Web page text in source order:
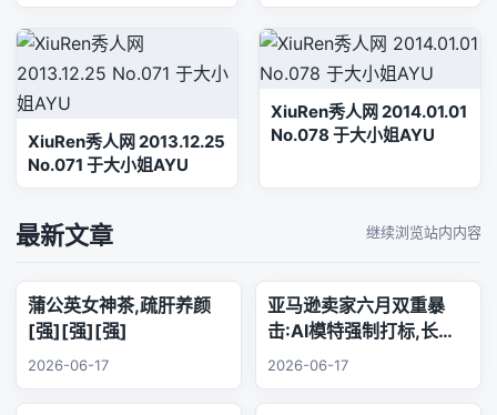
XiuRen秀人网 2013.12.25
No.071 于大小姐AYU
XiuRen秀人网 2014.01.01
No.078 于大小姐AYU
最新文章 继续浏览站内内容
蒲公英女神茶,疏肝养颜
[强][强][强]
2026-06-17
亚马逊卖家六月双重暴
击:AI模特强制打标,长标
题时代正式终结
2026-06-17